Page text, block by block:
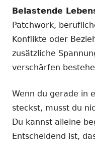
Belastende
Patchwork,
Konflikte oder
zusätzliche
verschärfen
Wenn du gerade in
steckst, musst du
Du kannst alleine
Entscheidend ist,